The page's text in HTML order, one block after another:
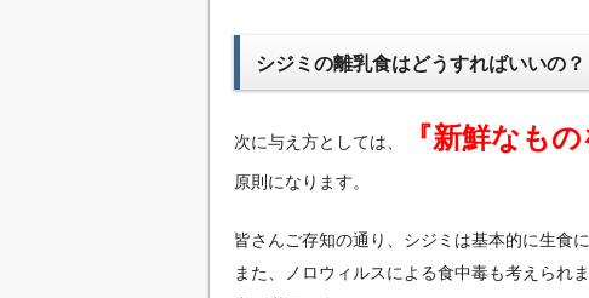
シジミの離乳食はどうすればいいの？
次に与え方としては、 『新鮮なも
原則になります。
皆さんご存知の通り、シジミは基本的に生食
また、ノロウィルスによる食中毒も考えられ